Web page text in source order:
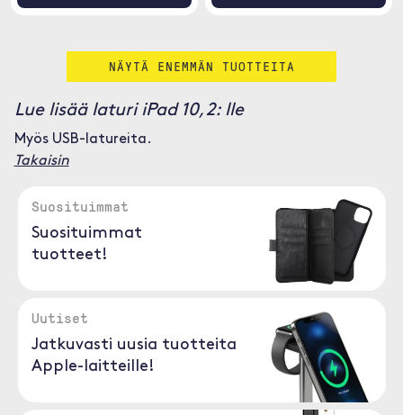
NÄYTÄ ENEMMÄN TUOTTEITA
Lue lisää laturi iPad 10,2: lle
Myös USB-latureita.
Takaisin
Suosituimmat
Suosituimmat
tuotteet!
Uutiset
Jatkuvasti uusia tuotteita
Apple-laitteille!